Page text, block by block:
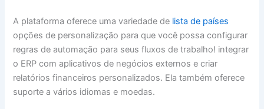
A plataforma oferece uma variedade de lista de países
opções de personalização para que você possa configurar
regras de automação para seus fluxos de trabalho! integrar
o ERP com aplicativos de negócios externos e criar
relatórios financeiros personalizados. Ela também oferece
suporte a vários idiomas e moedas.